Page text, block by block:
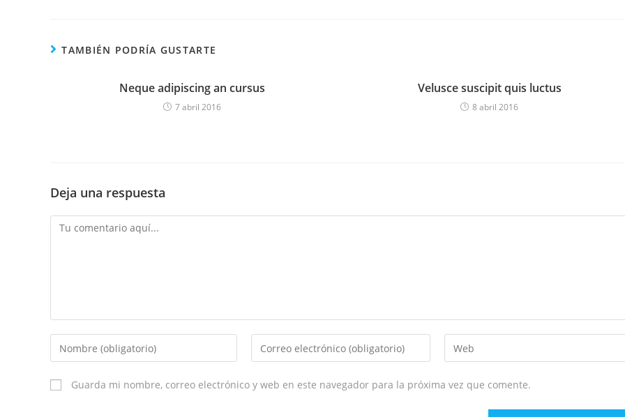
i
y
TAMBIÉN PODRÍA GUSTARTE
Neque adipiscing an cursus
7 abril 2016
Velusce suscipit quis luctus
8 abril 2016
Deja una respuesta
Guarda mi nombre, correo electrónico y web en este navegador para la próxima vez que comente.